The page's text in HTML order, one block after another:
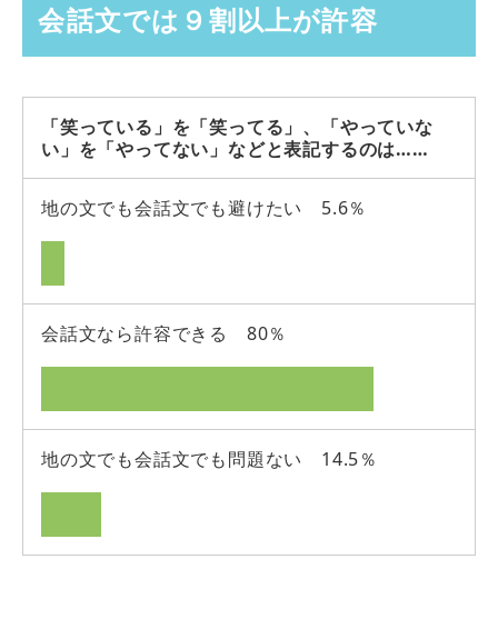
会話文では９割以上が許容
「笑っている」を「笑ってる」、「やっていな
い」を「やってない」などと表記するのは……
地の文でも会話文でも避けたい 5.6％
会話文なら許容できる 80％
地の文でも会話文でも問題ない 14.5％